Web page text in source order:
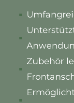
Zubehör